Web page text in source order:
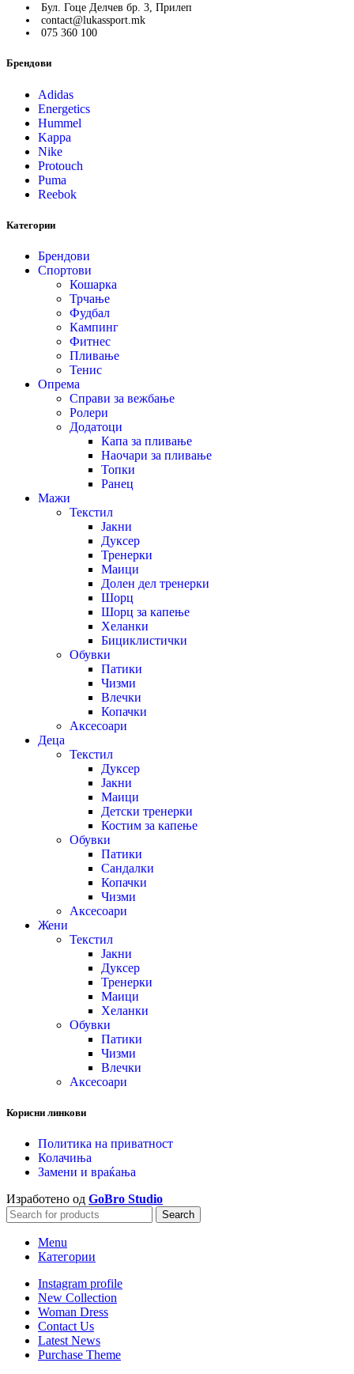
Бул. Гоце Делчев бр. 3, Прилеп
contact@lukassport.mk
075 360 100
Брендови
Adidas
Energetics
Hummel
Kappa
Nike
Protouch
Puma
Reebok
Категории
Брендови
Спортови
Кошарка
Трчање
Фудбал
Кампинг
Фитнес
Пливање
Тенис
Опрема
Справи за вежбање
Ролери
Додатоци
Капа за пливање
Наочари за пливање
Топки
Ранец
Мажи
Текстил
Јакни
Дуксер
Тренерки
Маици
Долен дел тренерки
Шорц
Шорц за капење
Хеланки
Бициклистички
Обувки
Патики
Чизми
Влечки
Копачки
Аксесоари
Деца
Текстил
Дуксер
Јакни
Маици
Детски тренерки
Костим за капење
Обувки
Патики
Сандалки
Копачки
Чизми
Аксесоари
Жени
Текстил
Јакни
Дуксер
Тренерки
Маици
Хеланки
Обувки
Патики
Чизми
Влечки
Аксесоари
Корисни линкови
Политика на приватност
Колачиња
Замени и враќања
Изработено од GoBro Studio
Search
Menu
Категории
Instagram profile
New Collection
Woman Dress
Contact Us
Latest News
Purchase Theme